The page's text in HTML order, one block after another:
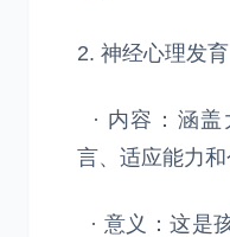
2. 神经心理发
· 内容：涵
言、适应能力和
· 意义：这是